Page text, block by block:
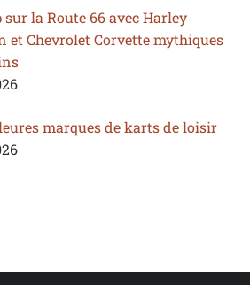
la Route 66 avec Harley
et Chevrolet Corvette mythiques
marques de karts de loisir